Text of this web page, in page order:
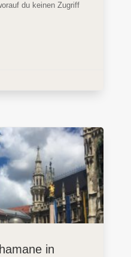
du keinen Zugriff
in